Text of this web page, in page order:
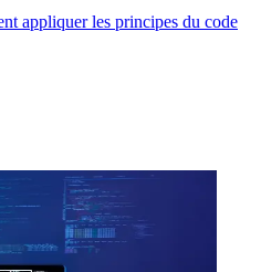
appliquer les principes du code